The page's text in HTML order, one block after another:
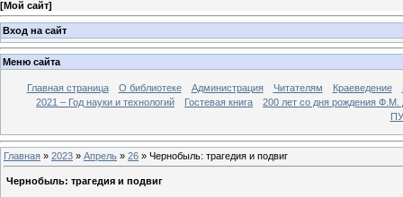
[Мой сайт]
Вход на сайт
Меню сайта
Главная страница О библиотеке Администрация Читателям Краеведение
2021 – Год науки и технологий
Гостевая книга
200 лет со дня рождения Ф.М.
Главная » 2023 » Апрель » 26 » Чернобыль: трагедия и подвиг
Чернобыль: трагедия и подвиг